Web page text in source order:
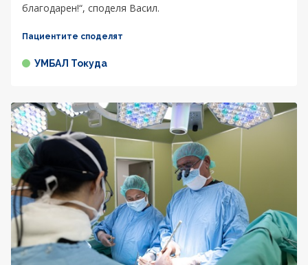
благодарен!“, споделя Васил.
Пациентите споделят
УМБАЛ Токуда